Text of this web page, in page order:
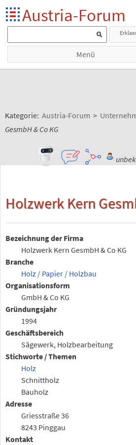
Austria-Forum
Menü
Kategorie: Austria-Forum >
GesmbH & Co KG
Holzwerk Kern
Bezeichnung der Firma
Holzwerk Kern GesmbH & Co KG
Branche
Holz / Papier / Holzbau
Organisationsform
GmbH & Co KG
Gründungsjahr
1994
Geschäftsbereich
Sägewerk, Holzbearbeitung
Stichworte / Themen
Holz
Schnittholz
Bauholz
Adresse
Griesstraße 36
8243 Pinggau
Kontakt